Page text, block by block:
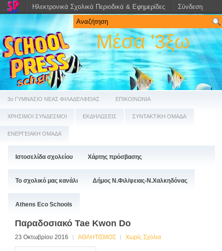
Μέσα '3ξω
3ο ΓΥΜΝΑΣΙΟ ΝΕΑΣ ΦΙΛΑΔΕΛΦΕΙΑΣ ΕΠΙΚΟΙΝΩΝΙΑ
ΧΡΗΣΙΜΟΙ ΣΥΝΔΕΣΜΟΙ ΕΚΔΗΛΩΣΕΙΣ ΣΥΝΤΑΚΤΙΚΗ ΟΜΑΔΑ
ΕΝΕΡΓΕΙΑΚΗ ΟΜΑΔΑ
Ιστοσελίδα σχολείου Χάρτης πρόσβασης
Το σχολικό μας κανάλι Δήμος Ν.Φιλ/φειας-Ν.Χαλκηδόνας
Athens Eco Schools
Παραδοσιακό Tae Kwon Do
23 Οκτωβρίου 2016 ΑΘΛΗΤΙΣΜΟΣ Χωρίς Σχόλια
Ηλεκτρονικά Σχολικά Περιοδικά & Εφημερίδες Σύνδεση